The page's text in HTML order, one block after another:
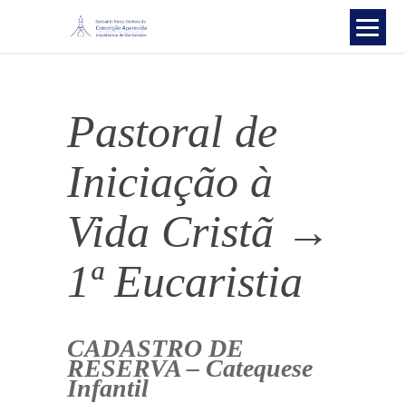
Pastoral de
Iniciação à
Vida Cristã →
1ª Eucaristia
CADASTRO DE
RESERVA – Catequese
Infantil